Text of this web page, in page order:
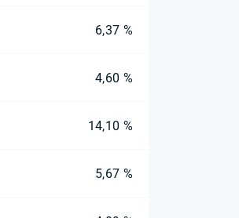
6,37 %
4,60 %
14,10 %
5,67 %